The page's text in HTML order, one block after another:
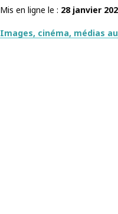
Mis en ligne le
28 janvier
Thématiques
Images, cinéma, médias